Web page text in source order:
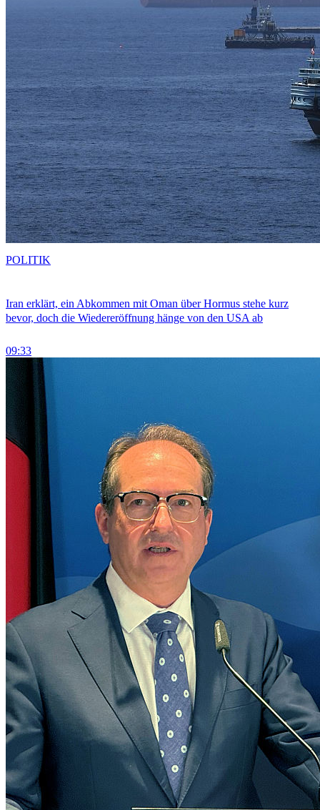
Iran erklärt, ein Abkommen mit Oman über Hormus stehe kurz
bevor, doch die Wiedereröffnung hänge von den USA ab
09:33
POLITIK